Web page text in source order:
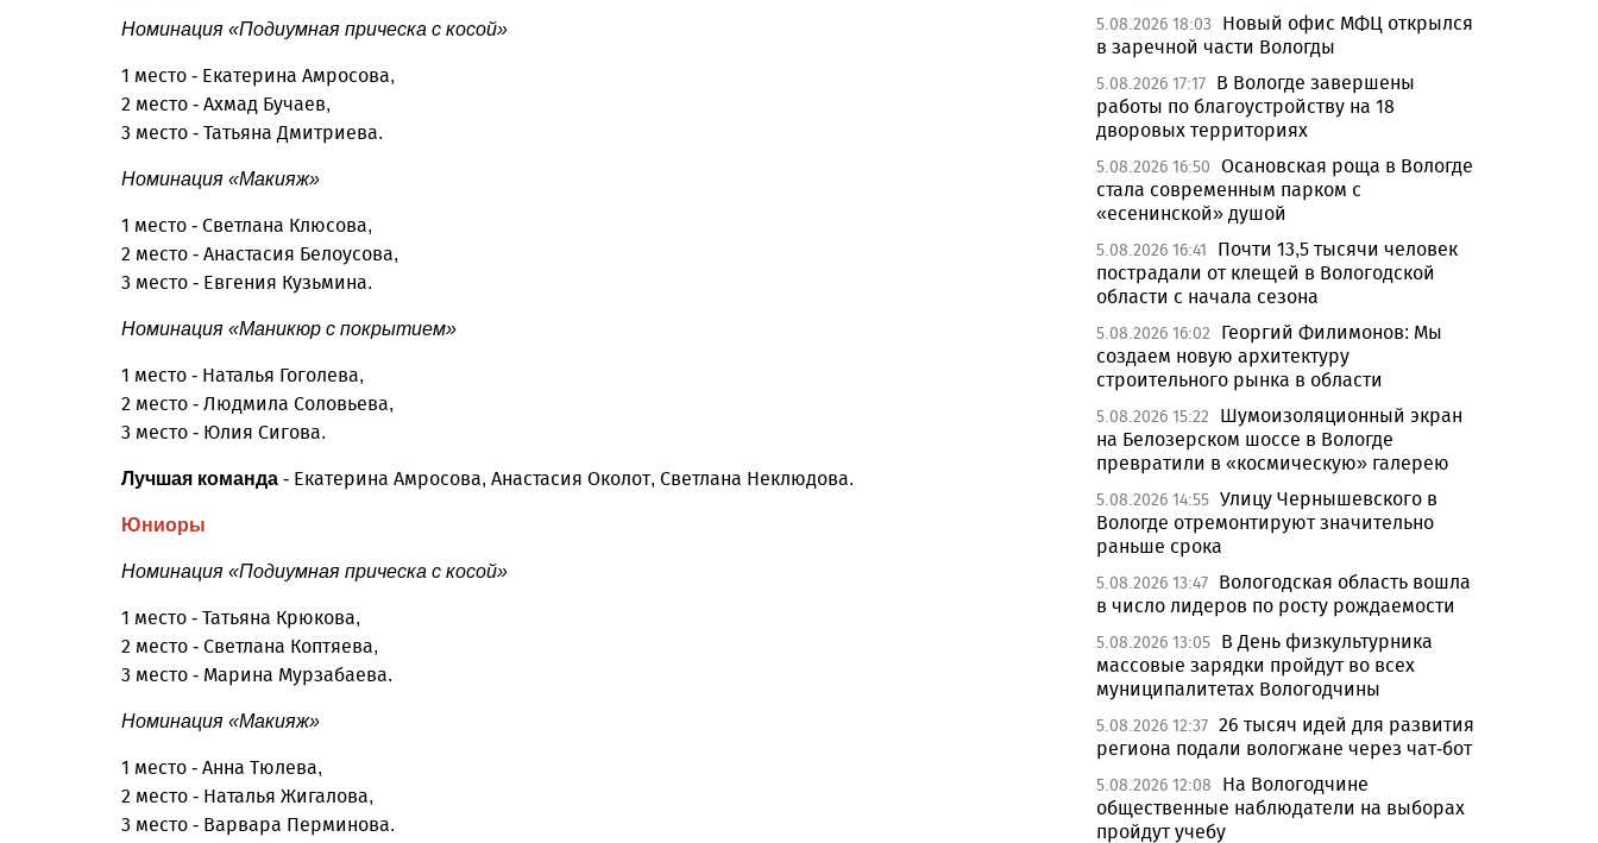
Номинация «Подиумная прическа с косой»
1 место - Екатерина Амросова,
2 место - Ахмад Бучаев,
3 место - Татьяна Дмитриева.
Номинация «Макияж»
1 место - Светлана Клюсова,
2 место - Анастасия Белоусова,
3 место - Евгения Кузьмина.
Номинация «Маникюр с покрытием»
1 место - Наталья Гоголева,
2 место - Людмила Соловьева,
3 место - Юлия Сигова.
Лучшая команда - Екатерина Амросова, Анастасия Околот, Светлана Неклюдова.
Юниоры
Номинация «Подиумная прическа с косой»
1 место - Татьяна Крюкова,
2 место - Светлана Коптяева,
3 место - Марина Мурзабаева.
Номинация «Макияж»
1 место - Анна Тюлева,
2 место - Наталья Жигалова,
3 место - Варвара Перминова.
5.08.2026 18:03
Новый офис МФЦ открылся
в заречной части Вологды
5.08.2026 17:17 В Вологде завершены
работы по благоустройству на 18
дворовых территориях
5.08.2026 16:50 Осановская роща в Вологде
стала современным парком с
«есенинской» душой
5.08.2026 16:41
Почти 13,5 тысячи человек
пострадали от клещей в Вологодской
области с начала сезона
5.08.2026 16:02
Георгий Филимонов: Мы
создаем новую архитектуру
строительного рынка в области
5.08.2026 15:22
Шумоизоляционный экран
на Белозерском шоссе в Вологде
превратили в «космическую» галерею
5.08.2026 14:55 Улицу Чернышевского в
Вологде отремонтируют значительно
раньше срока
5.08.2026 13:47 Вологодская область вошла
в число лидеров по росту рождаемости
5.08.2026 13:05 В День физкультурника
массовые зарядки пройдут во всех
муниципалитетах Вологодчины
5.08.2026 12:37 26 тысяч идей для развития
региона подали вологжане через чат-бот
5.08.2026 12:08
На Вологодчине
общественные наблюдатели на выборах
пройдут учебу